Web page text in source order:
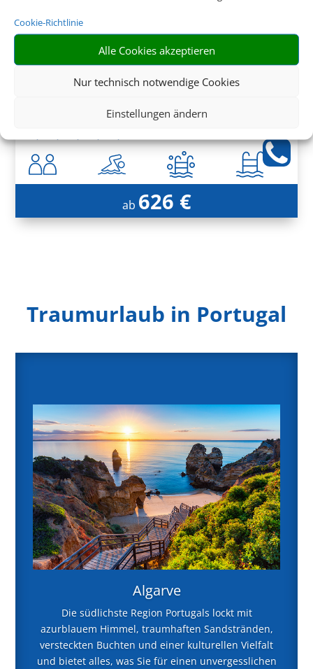
Cookie-Richtlinie
Alle Cookies akzeptieren
Nur technisch notwendige Cookies
Einstellungen ändern
Saccharum
Calheta, Madeira
ab 626 €
Traumurlaub in Portugal
Algarve
Die südlichste Region Portugals lockt mit
azurblauem Himmel, traumhaften Sandstränden,
versteckten Buchten und einer kulturellen Vielfalt
und bietet alles, was Sie für einen unvergesslichen